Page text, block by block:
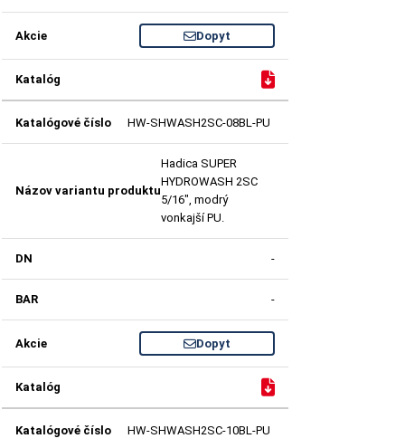
Dopyt
HW-SHWASH2SC-08BL-PU
Hadica SUPER
HYDROWASH 2SC
5/16", modrý
vonkajší PU.
-
-
Dopyt
HW-SHWASH2SC-10BL-PU